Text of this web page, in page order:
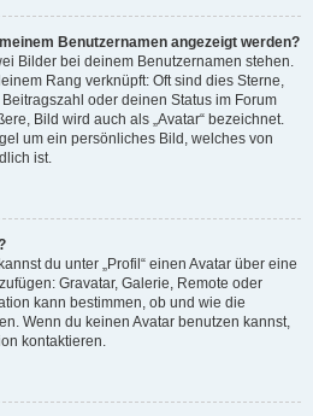
Benutzernamen angezeigt werden?
Bilder bei deinem Benutzernamen stehen.
Rang verknüpft: Oft sind dies Sterne,
oder deinen Status im Forum
Bild wird auch als „Avatar“ bezeichnet.
um ein persönliches Bild, welches von
ist.
du unter „Profil“ einen Avatar über eine
Gravatar, Galerie, Remote oder
kann bestimmen, ob und wie die
Wenn du keinen Avatar benutzen kannst,
kontaktieren.